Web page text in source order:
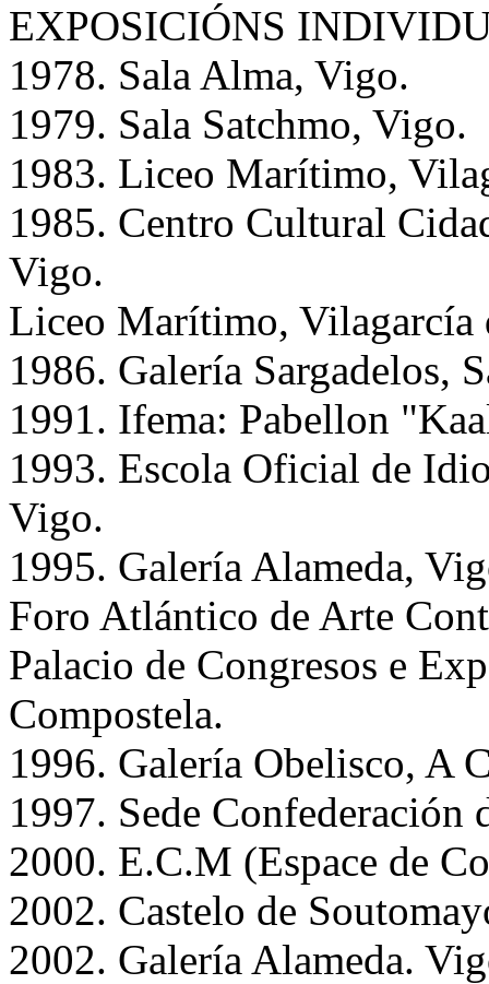
EXPOSICIÓNS
1978. Sala Alma, Vigo.
1979. Sala Satchmo, Vigo.
1983. Liceo Marítimo,
1985. Centro Cultural
Vigo.
Liceo Marítimo, Vilagarcía
1986. Galería Sargadelos,
1991. Ifema: Pabellon
1993. Escola Oficial de
Vigo.
1995. Galería Alameda,
Foro Atlántico de Arte
Palacio de Congresos e
Compostela.
1996. Galería Obelisco, A
1997. Sede Confederación
2000. E.C.M (Espace de
2002. Castelo de
2002. Galería Alameda.